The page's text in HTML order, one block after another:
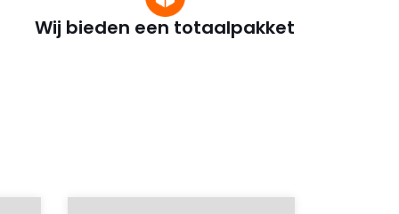
Wij bieden een totaalpakket